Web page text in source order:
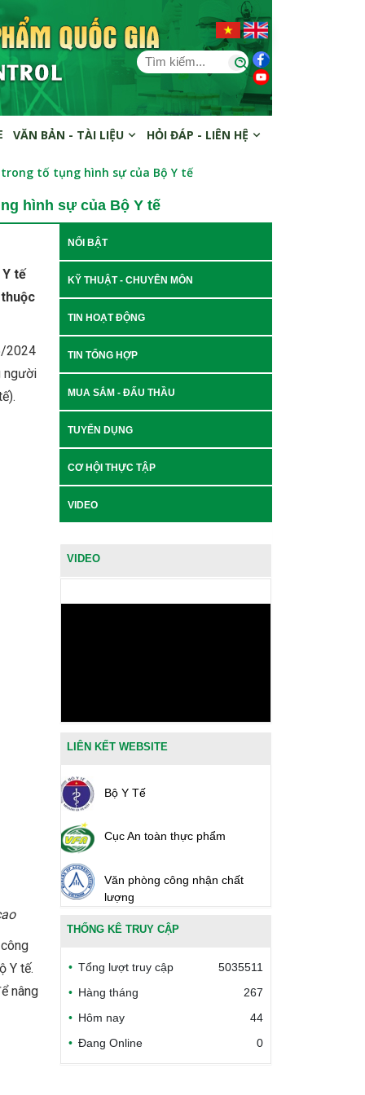
VĂN BẢN - TÀI LIỆU HỎI ĐÁP - LIÊN HỆ
tố tụng hình sự của Bộ Y tế
hình sự của Bộ Y tế
tế
2024
người
Y tế.
nâng
NỔI BẬT
KỸ THUẬT - CHUYÊN MÔN
TIN HOẠT ĐỘNG
TIN TỔNG HỢP
MUA SẮM - ĐẤU THẦU
TUYỂN DỤNG
CƠ HỘI THỰC TẬP
VIDEO
VIDEO
LIÊN KẾT WEBSITE
Bộ Y Tế
Cục An toàn thực phẩm
Văn phòng công nhận chất
lượng
Bộ Công thương Việt Nam
Bộ Nông nghiệp và Môi trường
Công đoàn Y tế Việt Nam
Safe Food for Growth Project
THỐNG KÊ TRUY CẬP
Tổng lượt truy cập
5035511
Hàng tháng
267
Hôm nay
44
Đang Online
0